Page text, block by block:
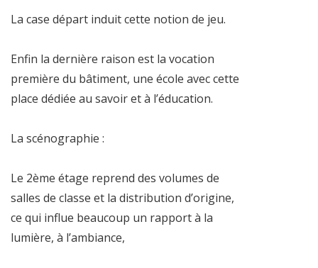
La case départ induit cette notion de jeu.
Enfin la dernière raison est la vocation
première du bâtiment, une école avec cette
place dédiée au savoir et à l’éducation.
La scénographie :
Le 2ème étage reprend des volumes de
salles de classe et la distribution d’origine,
ce qui influe beaucoup un rapport à la
lumière, à l’ambiance,